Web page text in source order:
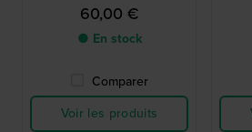
60,00 €
● En stock
Comparer
Voir les produits